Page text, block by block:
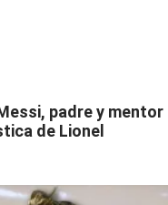
padre y mentor
de Lionel